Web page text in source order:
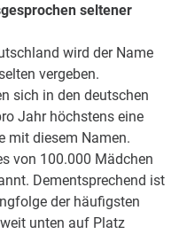
seltener
wird der Name
vergeben.
sich in den deutschen
Jahr höchstens eine
mit diesem Namen.
von 100.000 Mädchen
Dementsprechend ist
der häufigsten
unten auf Platz